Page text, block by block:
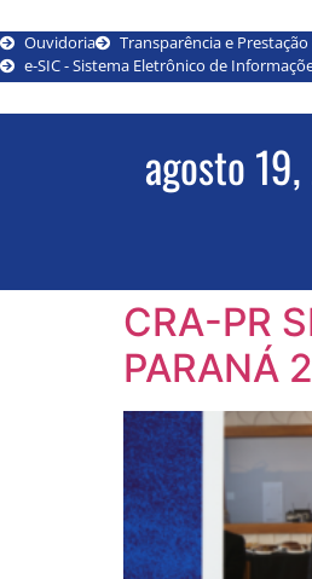
Ouvidoria
Transparência e
e-SIC - Sistema Eletrônico de
agosto
CRA-PR
PARANÁ